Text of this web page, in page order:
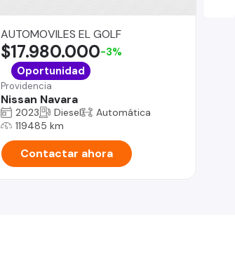
AUTOMOVILES EL GOLF
Providencia
Nissan Navara
$17.980.000-3%
Oportunidad
2023 Diesel
Automática
119485 km
Contactar ahora